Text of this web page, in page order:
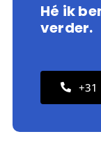
Hé ik
verder.
+31